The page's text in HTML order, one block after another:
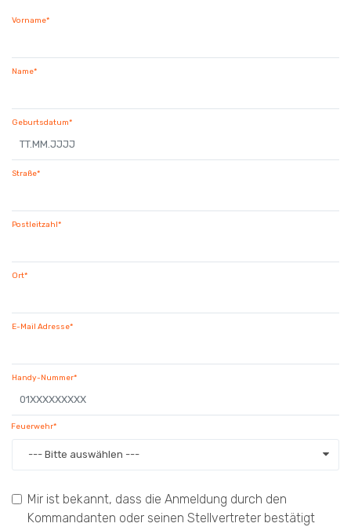
Vorname*
Name*
Geburtsdatum*
Straße*
Postleitzahl*
Ort*
E-Mail Adresse*
Handy-Nummer*
Feuerwehr*
--- Bitte auswählen ---
Mir ist bekannt, dass die Anmeldung durch den
Kommandanten oder seinen Stellvertreter bestätigt